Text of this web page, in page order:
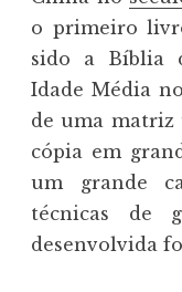
o primeiro
sido a Bíblia
Idade Média
de uma matriz
cópia em
um grande
técnicas de
desenvolvida